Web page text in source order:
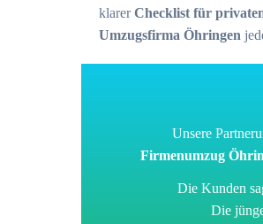
klarerChecklist für
Umzugsfirma Öhringen
Unsere
Firmenumzug
Die Kunden
Die